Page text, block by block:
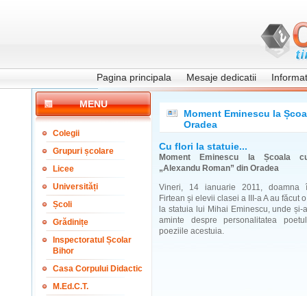
Pagina principala Mesaje dedicatii
MENU
Colegii
Grupuri școlare
Licee
Universități
Școli
Grădinițe
Inspectoratul Școlar
Bihor
Casa Corpului Didactic
M.Ed.C.T.
Moment Eminescu la
Oradea
Cu flori la statuie...
Moment Eminescu la Școala
„Alexandu Roman” din Oradea
Vineri, 14 ianuarie 2011, doamna
Firtean și elevii clasei a III-a A au făcut
la statuia lui Mihai Eminescu, unde și-
aminte despre personalitatea
poeziile acestuia.